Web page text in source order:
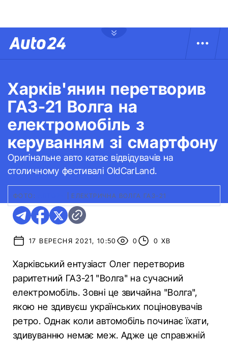
Харків'янин перетворив
ГАЗ-21 Волга на
електромобіль з
керуванням зі смартфону
Оригінальне авто катає відвідувачів на
столичному фестивалі OldCarLand.
ФОТО: ЕЛЕКТРИЧНА ВОЛГА ГАЗ-21
17 ВЕРЕСНЯ 2021, 10:50 0 0 ХВ
Харківський ентузіаст Олег перетворив
раритетний ГАЗ-21 "Волга" на сучасний
електромобіль. Зовні це звичайна "Волга",
якою не здивуєш українських поціновувачів
ретро. Однак коли автомобіль починає їхати,
здивуванню немає меж. Адже це справжній